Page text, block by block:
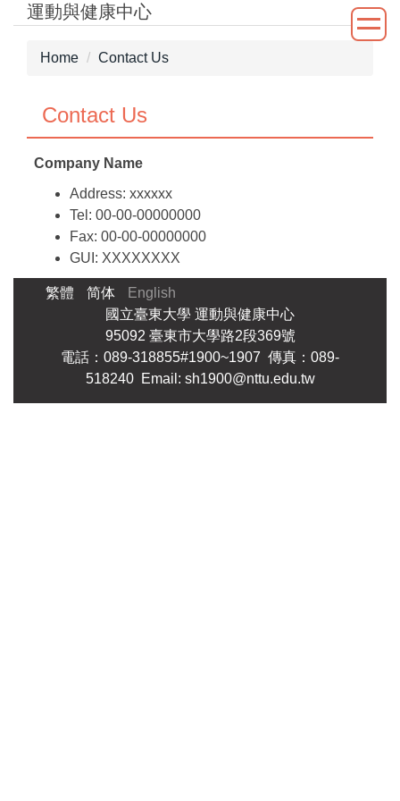
Jump
運動與健康中心
Home Contact Us
Contact Us
Company Name
Address: xxxxxx
Tel: 00-00-00000000
Fax: 00-00-00000000
GUI: XXXXXXXX
繁體 简体
English
國立臺東大學 運動與健康中心
95092 臺東市大學路2段369號
電話：089-318855#1900~1907 傳真：089-
518240 Email: sh1900@nttu.edu.tw